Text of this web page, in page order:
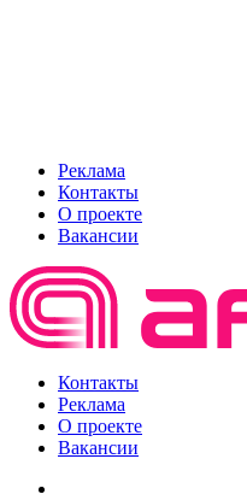
Реклама
Контакты
О проекте
Вакансии
Контакты
Реклама
О проекте
Вакансии